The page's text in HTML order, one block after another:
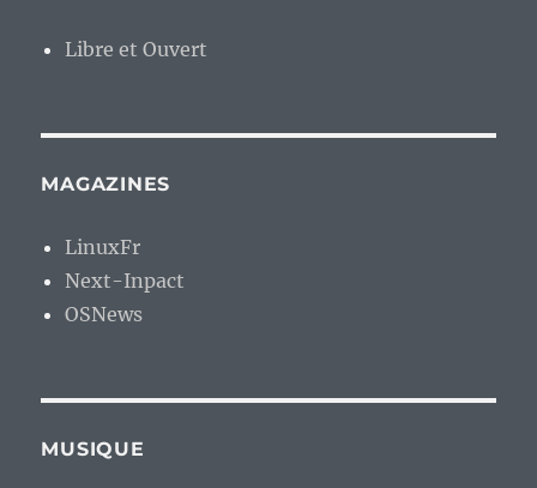
Libre et Ouvert
MAGAZINES
LinuxFr
Next-Inpact
OSNews
MUSIQUE